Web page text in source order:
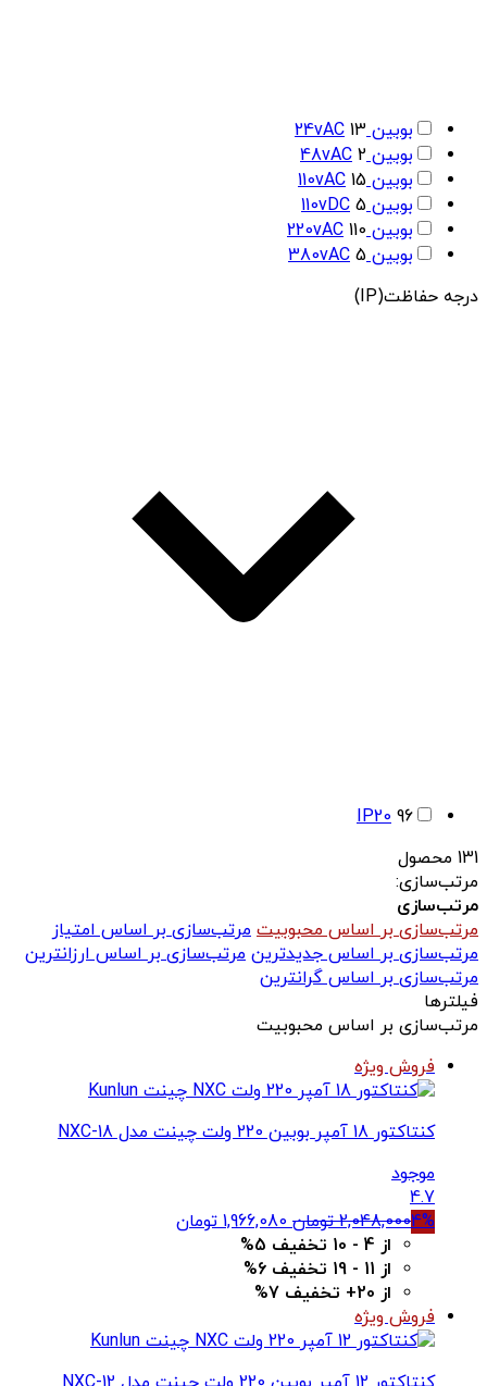
بوبین 24vAC13
بوبین 48vAC2
بوبین 110vAC15
بوبین 110vDC5
بوبین 220vAC110
بوبین 380vAC5
درجه حفاظت(IP)
IP20 96
131 محصول
مرتب‌سازی:
مرتب‌سازی
مرتب‌سازی بر اساس محبوبیت مرتب‌سازی بر اساس امتیاز
مرتب‌سازی بر اساس جدیدترین مرتب‌سازی بر اساس ارزانترین
مرتب‌سازی بر اساس گرانترین
فیلترها
مرتب‌سازی بر اساس محبوبیت
فروش ویژه
کنتاکتور 18 آمپر بوبین 220 ولت چینت مدل NXC-18
موجود
4.7
4%
2,048,000 تومان قیمت
اصلی
بود.
1,966,080 تومانقیمت
از 4 - 10 تخفیف 5%
از 11 - 19 تخفیف 6%
از 20+ تخفیف 7%
فروش ویژه